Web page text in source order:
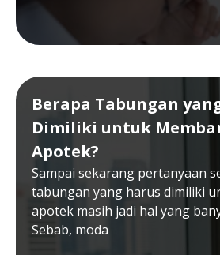
Berapa Tabungan
Dimiliki untuk
Apotek?
Sampai sekarang pertanyaan
tabungan yang harus dimiliki
apotek masih jadi hal yang
Sebab, moda